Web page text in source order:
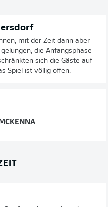
mit der Zeit dann aber
die Anfangsphase
sich die Gäste auf
Spiel ist völlig offen.